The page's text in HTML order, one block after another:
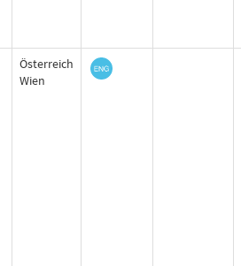
Österreich
Wien